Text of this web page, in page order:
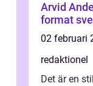
Arvid
format
02 februari
redaktionel
Det är en